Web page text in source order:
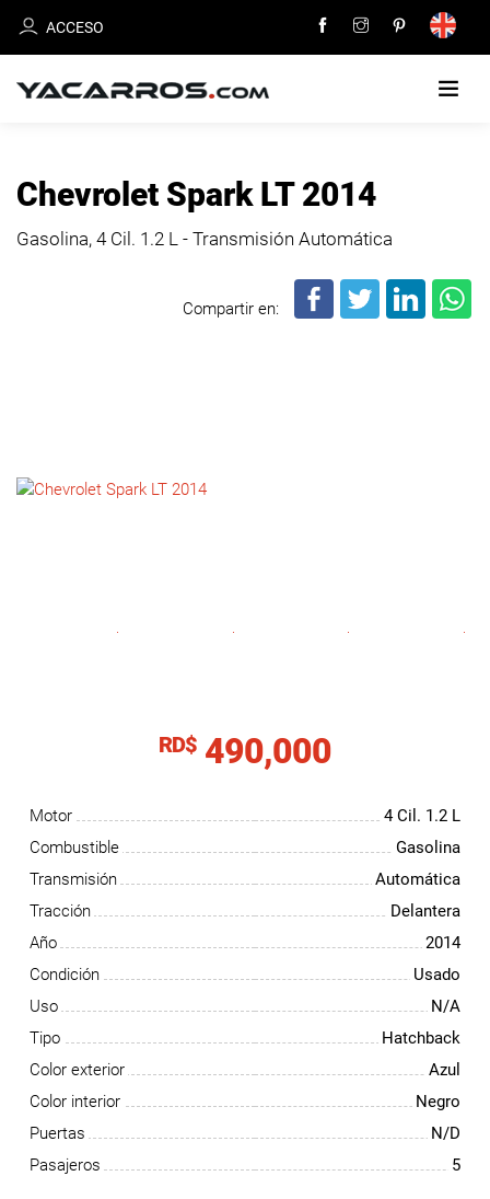
ACCESO
EN
NOTICIAS
Chevrolet Spark LT 2014
Gasolina, 4 Cil. 1.2 L - Transmisión Automática
Compartir en:
RD$ 490,000
Motor 4 Cil. 1.2 L
Combustible
Gasolina
Transmisión
Automática
Tracción
Delantera
Año
2014
Condición
Usado
Uso
N/A
Tipo
Hatchback
Color exterior
Azul
Color interior
Negro
Puertas
N/D
Pasajeros
5